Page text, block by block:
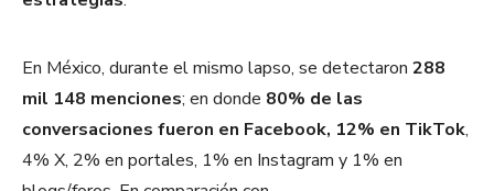
En México, durante el mismo lapso, se detectaron 288
mil 148 menciones; en donde 80% de las
conversaciones fueron en Facebook, 12% en TikTok,
4% X, 2% en portales, 1% en Instagram y 1% en